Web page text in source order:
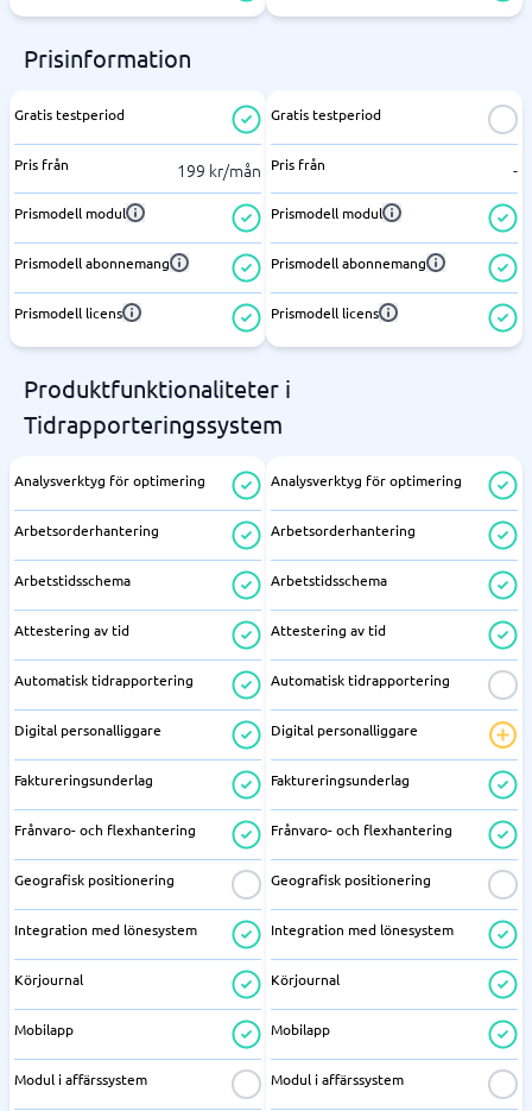
Prisinformation
Gratis testperiod
Pris från 199 kr/mån
Prismodell modul
Prismodell abonnemang
Prismodell licens
Gratis testperiod
Pris från -
Prismodell modul
Prismodell abonnemang
Prismodell licens
Produktfunktionaliteter i
Tidrapporteringssystem
Analysverktyg för optimering
Arbetsorderhantering
Arbetstidsschema
Attestering av tid
Automatisk tidrapportering
Digital personalliggare
Faktureringsunderlag
Frånvaro- och flexhantering
Geografisk positionering
Integration med lönesystem
Körjournal
Mobilapp
Modul i affärssystem
Analysverktyg för optimering
Arbetsorderhantering
Arbetstidsschema
Attestering av tid
Automatisk tidrapportering
Digital personalliggare
Faktureringsunderlag
Frånvaro- och flexhantering
Geografisk positionering
Integration med lönesystem
Körjournal
Mobilapp
Modul i affärssystem